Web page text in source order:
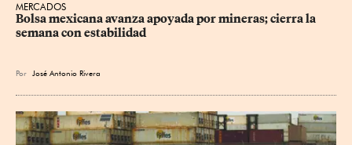
MERCADOS
Bolsa mexicana avanza apoyada por mineras; cierra la
semana con estabilidad
Por José Antonio Rivera